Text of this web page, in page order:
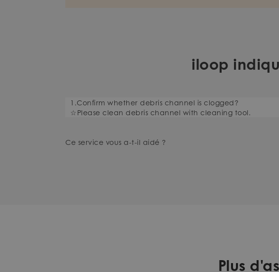
iloop
1.Confirm whether debris channel is clogged?
☆Please clean debris channel with cleaning tool.
Ce service vous a-t-il aidé ?
Plus